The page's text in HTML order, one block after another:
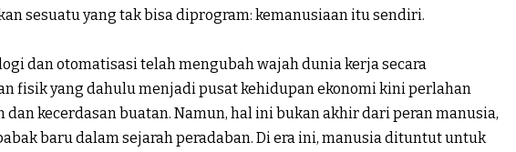
sesuatu yang tak bisa diprogram: kemanusiaan itu sendiri.
dan otomatisasi telah mengubah wajah dunia kerja secara
fisik yang dahulu menjadi pusat kehidupan ekonomi kini perlahan
kecerdasan buatan. Namun, hal ini bukan akhir dari peran manusia,
baru dalam sejarah peradaban. Di era ini, manusia dituntut untuk